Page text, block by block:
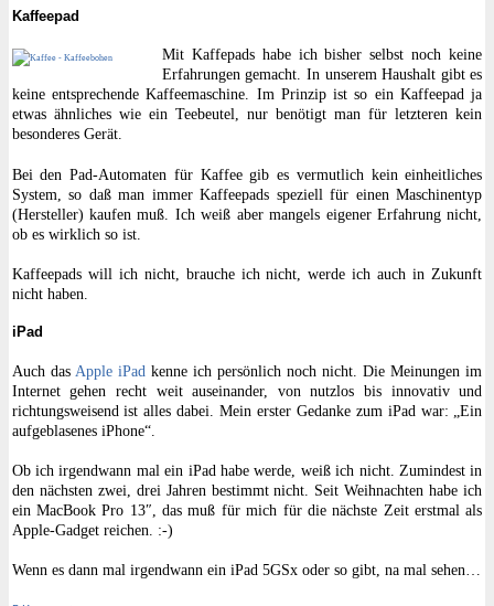
Kaffeepad
Mit Kaffepads habe ich bisher selbst noch keine
Erfahrungen gemacht. In unserem Haushalt gibt es
keine entsprechende Kaffeemaschine. Im Prinzip ist so ein Kaffeepad ja
etwas ähnliches wie ein Teebeutel, nur benötigt man für letzteren kein
besonderes Gerät.
Bei den Pad-Automaten für Kaffee gib es vermutlich kein einheitliches
System, so daß man immer Kaffeepads speziell für einen Maschinentyp
(Hersteller) kaufen muß. Ich weiß aber mangels eigener Erfahrung nicht,
ob es wirklich so ist.
Kaffeepads will ich nicht, brauche ich nicht, werde ich auch in Zukunft
nicht haben.
iPad
Auch das Apple iPad kenne ich persönlich noch nicht. Die Meinungen im
Internet gehen recht weit auseinander, von nutzlos bis innovativ und
richtungsweisend ist alles dabei. Mein erster Gedanke zum iPad war: „Ein
aufgeblasenes iPhone“.
Ob ich irgendwann mal ein iPad habe werde, weiß ich nicht. Zumindest in
den nächsten zwei, drei Jahren bestimmt nicht. Seit Weihnachten habe ich
ein MacBook Pro 13″, das muß für mich für die nächste Zeit erstmal als
Apple-Gadget reichen. :-)
Wenn es dann mal irgendwann ein iPad 5GSx oder so gibt, na mal sehen…